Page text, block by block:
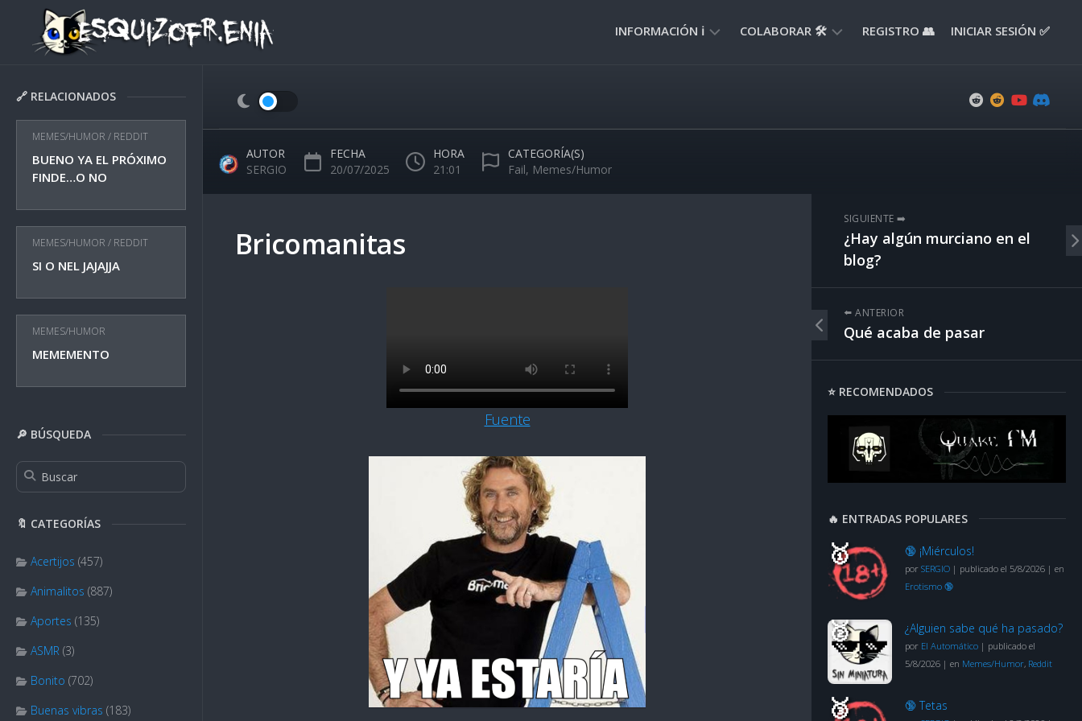
content
INFORMACIÓN ℹ️
NORMAS
COLABORAR 🛠️ REGISTRO 👥 INICIAR SESIÓN ✅
🔗 RELACIONADOS
MEMES/HUMOR / REDDIT
BUENO YA EL PRÓXIMO
FINDE…O NO
MEMES/HUMOR / REDDIT
SI O NEL JAJAJJA
MEMES/HUMOR
MEMEMENTO
🔎 BÚSQUEDA
🔖 CATEGORÍAS
Acertijos (457)
Animalitos (887)
Aportes (135)
ASMR (3)
Bonito (702)
Buenas vibras (183)
AUTOR
SERGIO
FECHA
20/07/2025
HORA
21:01
CATEGORÍA(S)
Fail, Memes/Humor
Bricomanitas
Fuente
SIGUIENTE ➡️
¿Hay algún murciano en el
blog?
⬅️ ANTERIOR
Qué acaba de pasar
⭐ RECOMENDADOS
🔥 ENTRADAS POPULARES
🔞 ¡Miérculos!
por SERGIO | publicado el 5/8/2026 | en
Erotismo 🔞
¿Alguien sabe qué ha pasado?
por El Automático | publicado el
5/8/2026 | en Memes/Humor, Reddit
🔞 Tetas